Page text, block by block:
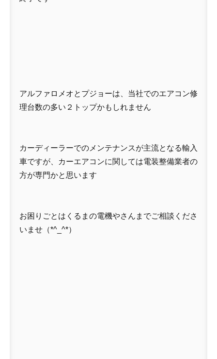
アルファロメオとプジョーは、当社でのエアコン修
理台数の多い２トップかもしれません
カーディーラーでのメンテナンスが主流となる輸入
車ですが、カーエアコンに関しては電装整備業者の
方が専門かと思います
お困りごとはくるまの電機やさんまでご相談くださ
いませ（*^_^*）